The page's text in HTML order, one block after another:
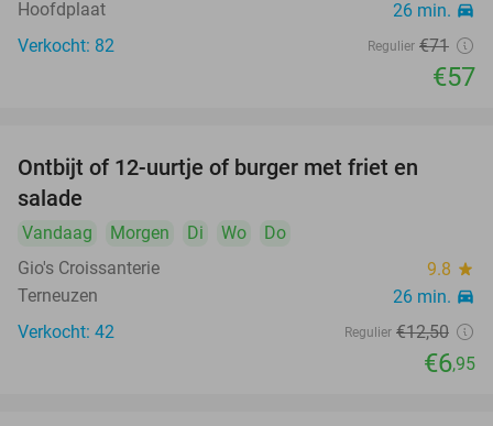
Hoofdplaat 26 min. directions_car
Verkocht: 82 Regulier €71
€57
Ontbijt of 12-uurtje of burger met friet en
salade
Vandaag Morgen Di Wo
Do
Gio's Croissanterie
9.8 star
Terneuzen 26 min. directions_car
Verkocht: 42 Regulier €12,50
€6,95